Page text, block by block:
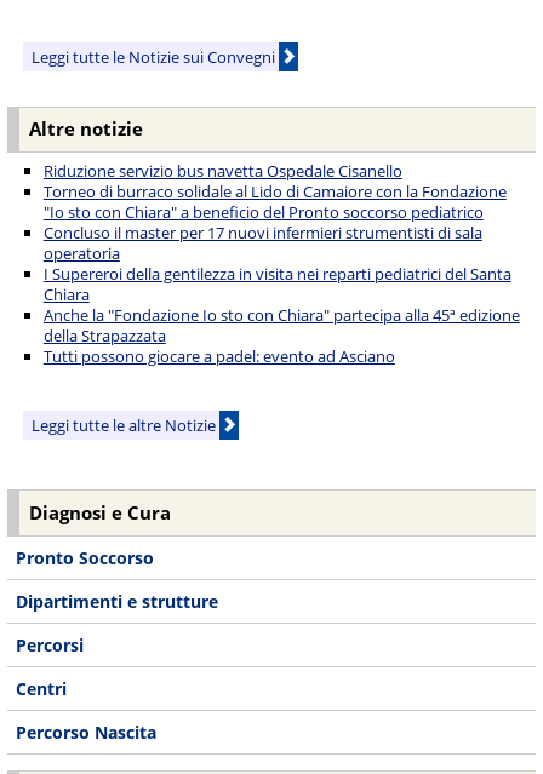
Leggi tutte le Notizie sui Convegni
Altre notizie
Riduzione servizio bus navetta Ospedale Cisanello
Torneo di burraco solidale al Lido di Camaiore con la Fondazione
"Io sto con Chiara" a beneficio del Pronto soccorso pediatrico
Concluso il master per 17 nuovi infermieri strumentisti di sala
operatoria
I Supereroi della gentilezza in visita nei reparti pediatrici del Santa
Chiara
Anche la "Fondazione Io sto con Chiara" partecipa alla 45ª edizione
della Strapazzata
Tutti possono giocare a padel: evento ad Asciano
Leggi tutte le altre Notizie
Diagnosi e Cura
Pronto Soccorso
Dipartimenti e strutture
Percorsi
Centri
Percorso Nascita